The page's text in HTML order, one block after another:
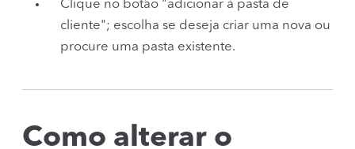
Clique no botão "adicionar à pasta de
cliente"; escolha se deseja criar uma nova ou
procure uma pasta existente.
Como alterar o